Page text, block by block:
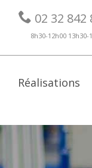
 02 32 842
8h30-12h00 13h30-
Réalisations